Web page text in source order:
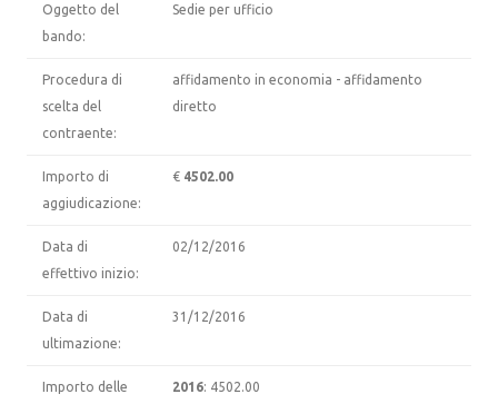
Oggetto del
bando:
Sedie per ufficio
Procedura di
scelta del
contraente:
affidamento in economia - affidamento
diretto
Importo di
aggiudicazione:
€ 4502.00
Data di
effettivo inizio:
02/12/2016
Data di
ultimazione:
31/12/2016
Importo delle
2016: 4502.00